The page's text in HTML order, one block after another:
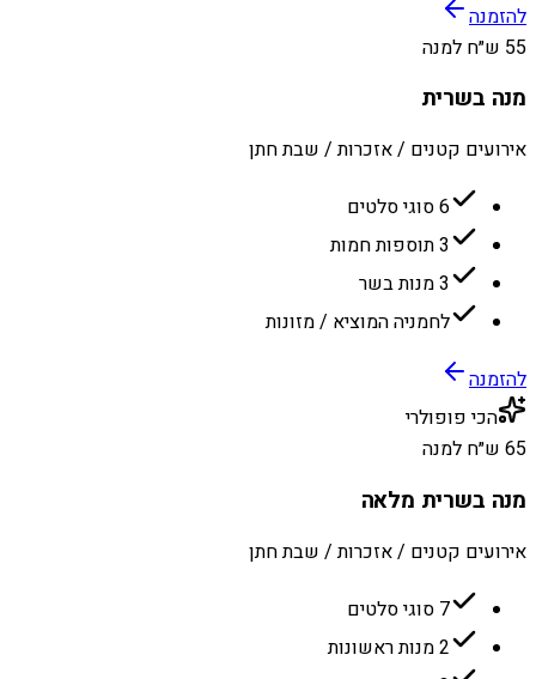
להזמנה
55 ש״ח למנה
מנה בשרית
אירועים קטנים / אזכרות / שבת חתן
6 סוגי סלטים
3 תוספות חמות
3 מנות בשר
לחמניה המוציא / מזונות
להזמנה
הכי פופולרי
65 ש״ח למנה
מנה בשרית מלאה
אירועים קטנים / אזכרות / שבת חתן
7 סוגי סלטים
2 מנות ראשונות